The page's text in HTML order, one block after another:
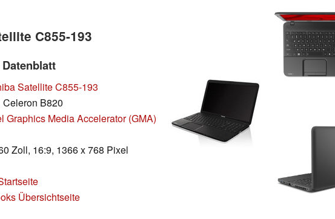
C855-193
Satellite C855-193
Celeron B820
Graphics Media Accelerator (GMA)
Zoll, 16:9, 1366 x 768 Pixel
Übersichtseite